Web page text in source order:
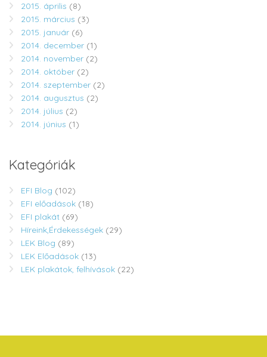
2015. április (8)
2015. március (3)
2015. január (6)
2014. december (1)
2014. november (2)
2014. október (2)
2014. szeptember (2)
2014. augusztus (2)
2014. július (2)
2014. június (1)
Kategóriák
EFI Blog (102)
EFI előadások (18)
EFI plakát (69)
Híreink,Érdekességek (29)
LEK Blog (89)
LEK Előadások (13)
LEK plakátok, felhívások (22)